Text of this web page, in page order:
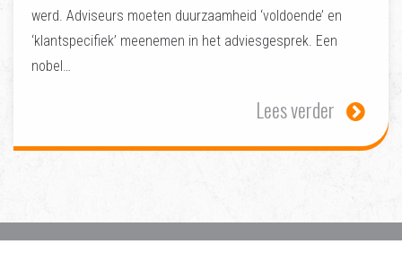
werd. Adviseurs moeten duurzaamheid ‘voldoende’ en
‘klantspecifiek’ meenemen in het adviesgesprek. Een
nobel…
Lees verder